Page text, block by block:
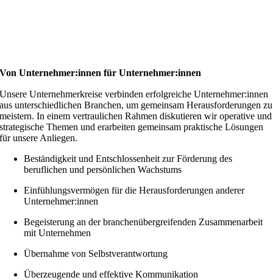
Von Unternehmer­:innen für Unternehmer­:innen
Unsere Unternehmerkreise verbinden erfolgreiche Unternehmer:innen
aus unterschiedlichen Branchen, um gemeinsam Herausforderungen zu
meistern. In einem vertraulichen Rahmen diskutieren wir operative und
strategische Themen und erarbeiten gemeinsam praktische Lösungen
für unsere Anliegen.
Beständigkeit und Entschlossenheit zur Förderung des
beruflichen und persönlichen Wachstums
Einfühlungsvermögen für die Herausforderungen anderer
Unternehmer:innen
Begeisterung an der branchenübergreifenden Zusammenarbeit
mit Unternehmen
Übernahme von Selbstverantwortung
Überzeugende und effektive Kommunikation